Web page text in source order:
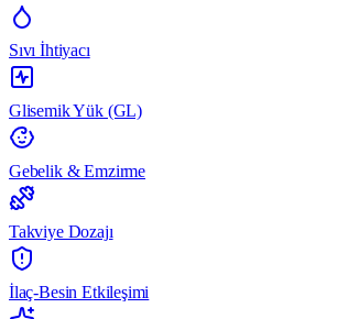
Sıvı İhtiyacı
Glisemik Yük (GL)
Gebelik & Emzirme
Takviye Dozajı
İlaç-Besin Etkileşimi